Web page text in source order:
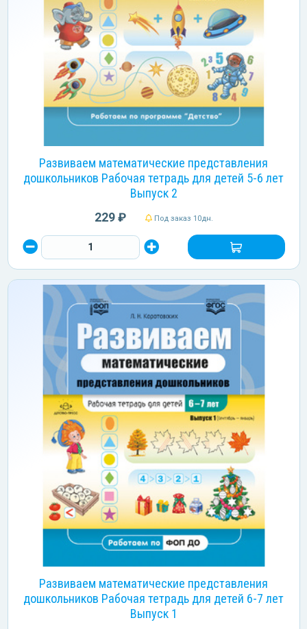
Развиваем математические представления
дошкольников Рабочая тетрадь для детей 5-6 лет
Выпуск 2
229 ₽ Под заказ 10дн.
Развиваем математические представления
дошкольников Рабочая тетрадь для детей 6-7 лет
Выпуск 1